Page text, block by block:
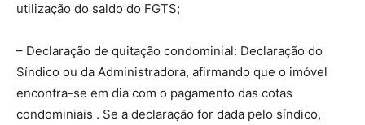
utilização do saldo do FGTS;
– Declaração de quitação condominial: Declaração do
Síndico ou da Administradora, afirmando que o imóvel
encontra-se em dia com o pagamento das cotas
condominiais . Se a declaração for dada pelo síndico,